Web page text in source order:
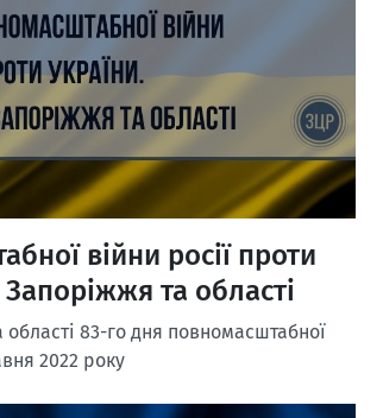
війни росії проти
Запоріжжя та області
83-го дня повномасштабної
2022 року